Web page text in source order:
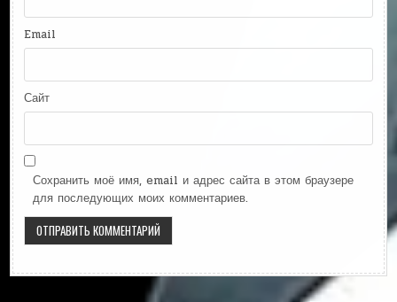
Email
Сайт
Сохранить моё имя, email и адрес сайта в этом браузере
для последующих моих комментариев.